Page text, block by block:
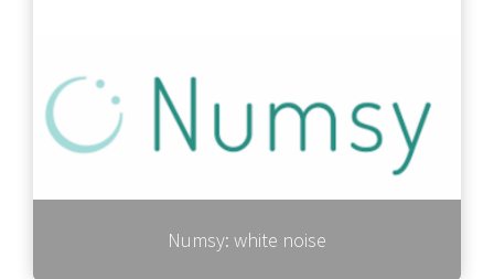
Numsy: white noise